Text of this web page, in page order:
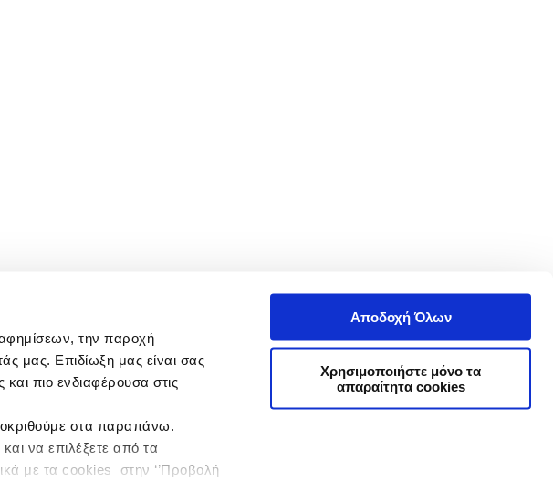
την παροχή
μας. Επιδίωξη μας είναι σας
πιο ενδιαφέρουσα στις
στα παραπάνω.
να επιλέξετε από τα
με τα cookies στην ‘’Προβολή
Αποδοχή Όλων
Χρησιμοποιήστε μόνο τα
απαραίτητα cookies